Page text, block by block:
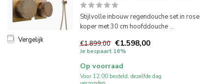
Vergelijk
Stijlvolle inbouw regendouche set in rose
koper met 30 cm hoofddouche ...
€1.899,00 €1.598,00
Je bespaart 16%
Op voorraad
Voor 12:00 besteld, dezelfde dag